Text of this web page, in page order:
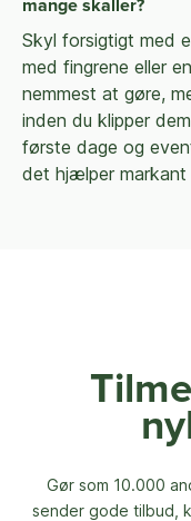
mange skaller?
Skyl forsigtigt med
med fingrene eller
nemmest at gøre,
inden du klipper
første dage og
det hjælper markant
Gør som 10.000
sender gode tilbud,